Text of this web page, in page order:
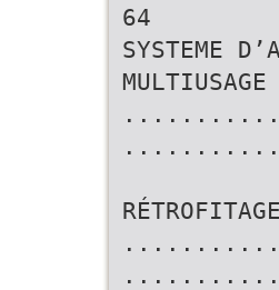
64
SYSTEME
MULTIUSAGE
RÉTROFITAGE